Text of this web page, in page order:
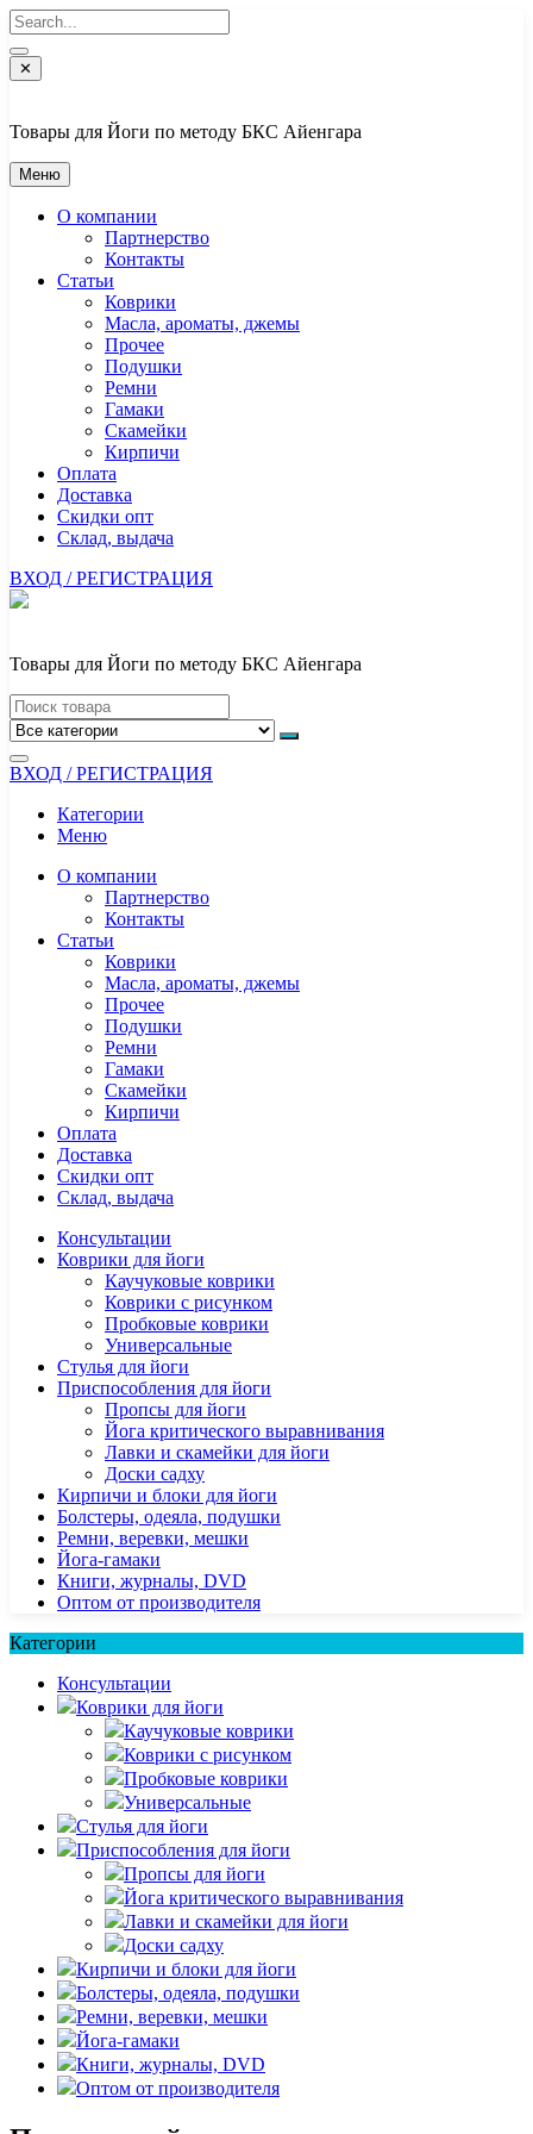
Перейти
к
содержимому
✕
Товары для Йоги по методу БКС Айенгара
Меню
О компании
Партнерство
Контакты
Статьи
Коврики
Масла, ароматы, джемы
Прочее
Подушки
Ремни
Гамаки
Скамейки
Кирпичи
Оплата
Доставка
Скидки опт
Склад, выдача
ВХОД / РЕГИСТРАЦИЯ
Товары для Йоги по методу БКС Айенгара
ВХОД / РЕГИСТРАЦИЯ
Категории
Меню
О компании
Партнерство
Контакты
Статьи
Коврики
Масла, ароматы, джемы
Прочее
Подушки
Ремни
Гамаки
Скамейки
Кирпичи
Оплата
Доставка
Скидки опт
Склад, выдача
Консультации
Коврики для йоги
Каучуковые коврики
Коврики с рисунком
Пробковые коврики
Универсальные
Стулья для йоги
Приспособления для йоги
Пропсы для йоги
Йога критического выравнивания
Лавки и скамейки для йоги
Доски садху
Кирпичи и блоки для йоги
Болстеры, одеяла, подушки
Ремни, веревки, мешки
Йога-гамаки
Книги, журналы, DVD
Оптом от производителя
Категории
Консультации
Коврики для йоги
Каучуковые коврики
Коврики с рисунком
Пробковые коврики
Универсальные
Стулья для йоги
Приспособления для йоги
Пропсы для йоги
Йога критического выравнивания
Лавки и скамейки для йоги
Доски садху
Кирпичи и блоки для йоги
Болстеры, одеяла, подушки
Ремни, веревки, мешки
Йога-гамаки
Книги, журналы, DVD
Оптом от производителя